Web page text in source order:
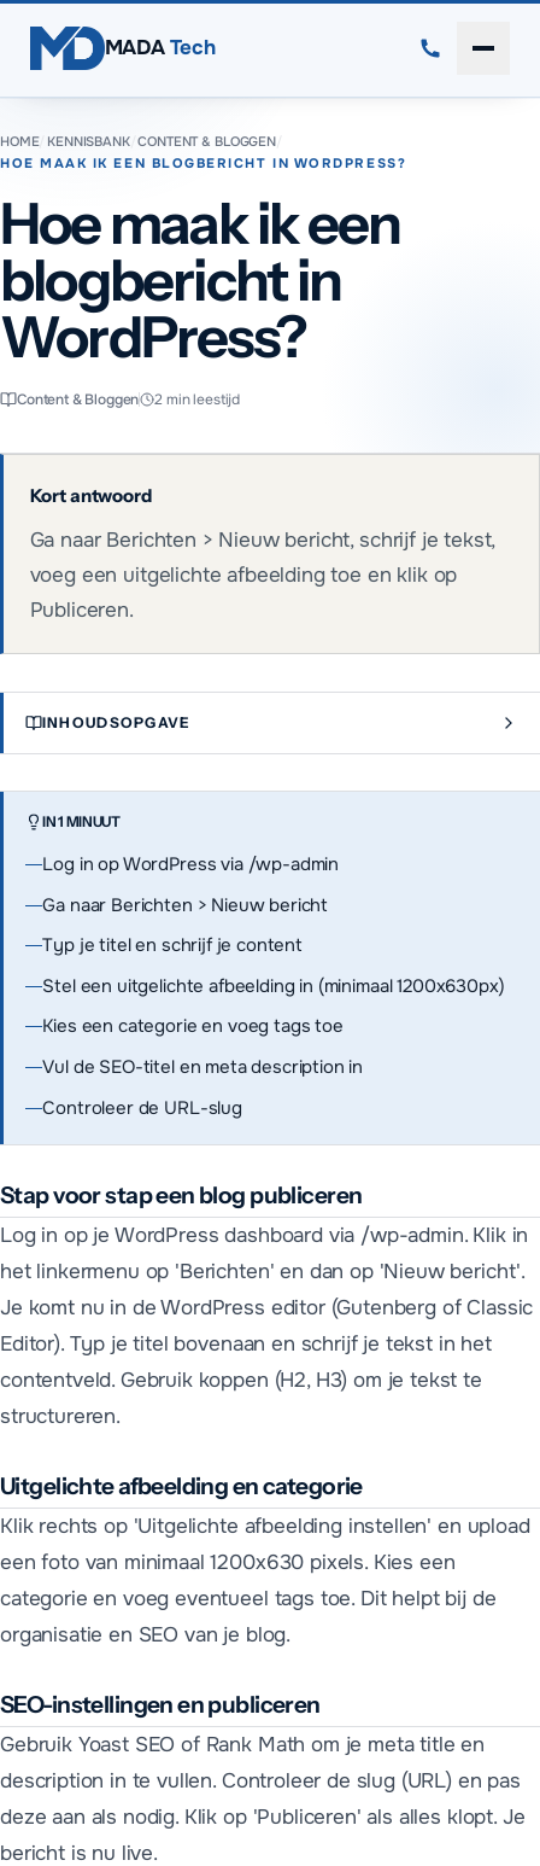
MADA Tech
HOME/ KENNISBANK/CONTENT & BLOGGEN/
HOE MAAK IK EEN BLOGBERICHT IN WORDPRESS?
Hoe maak ik een
blogbericht in
WordPress?
Content & Bloggen 2min leestijd
Kort antwoord
Ga naar Berichten > Nieuw bericht, schrijf je tekst,
voeg een uitgelichte afbeelding toe en klik op
Publiceren.
INHOUDSOPGAVE
IN 1 MINUUT
Log in op WordPress via /wp-admin
Ga naar Berichten > Nieuw bericht
Typ je titel en schrijf je content
Stel een uitgelichte afbeelding in (minimaal 1200x630px)
Kies een categorie en voeg tags toe
Vul de SEO-titel en meta description in
Controleer de URL-slug
Stap voor stap een blog publiceren
Log in op je WordPress dashboard via /wp-admin. Klik in
het linkermenu op 'Berichten' en dan op 'Nieuw bericht'.
Je komt nu in de WordPress editor (Gutenberg of Classic
Editor). Typ je titel bovenaan en schrijf je tekst in het
contentveld. Gebruik koppen (H2, H3) om je tekst te
structureren.
Uitgelichte afbeelding en categorie
Klik rechts op 'Uitgelichte afbeelding instellen' en upload
een foto van minimaal 1200x630 pixels. Kies een
categorie en voeg eventueel tags toe. Dit helpt bij de
organisatie en SEO van je blog.
SEO-instellingen en publiceren
Gebruik Yoast SEO of Rank Math om je meta title en
description in te vullen. Controleer de slug (URL) en pas
deze aan als nodig. Klik op 'Publiceren' als alles klopt. Je
bericht is nu live.